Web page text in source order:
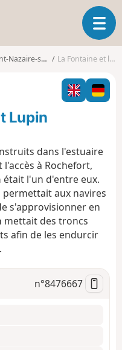
O
u
i
r
l
v
g
a
t
sur-Charente La Fontaine et le Fort Lupin
Lupin
dans l'estuaire
à Rochefort,
était l'un d'entre eux.
permettait aux navires
s'approvisionner en
mettait des troncs
afin de les endurcir
n°8476667